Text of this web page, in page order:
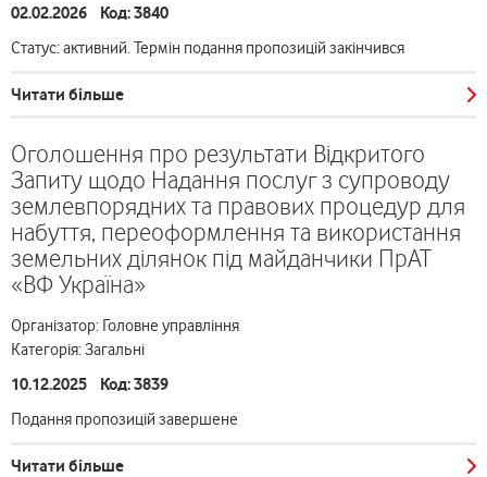
02.02.2026 Код: 3840
Статус: активний. Термін подання пропозицій закінчився
Читати більше
Оголошення про результати Відкритого
Запиту щодо Надання послуг з супроводу
землевпорядних та правових процедур для
набуття, переоформлення та використання
земельних ділянок під майданчики ПрАТ
«ВФ Україна»
Організатор: Головне управління
Категорія: Загальні
10.12.2025 Код: 3839
Подання пропозицій завершене
Читати більше